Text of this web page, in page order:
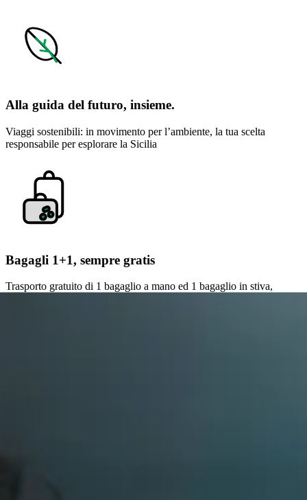
Alla guida del futuro, insieme.
Viaggi sostenibili: in movimento per l’ambiente, la tua scelta
responsabile per esplorare la Sicilia
Bagagli 1+1, sempre gratis
Trasporto gratuito di 1 bagaglio a mano ed 1 bagaglio in stiva,